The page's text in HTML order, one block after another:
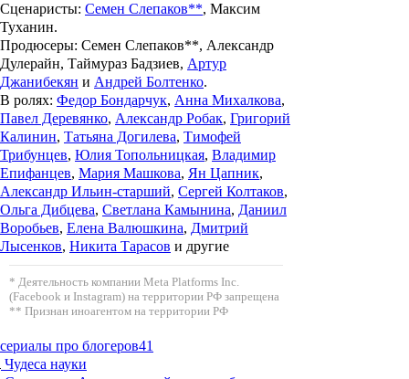
Сценаристы: Семен Слепаков**, Максим
Туханин.
Продюсеры: Семен Слепаков**, Александр
Дулерайн, Таймураз Бадзиев, Артур
Джанибекян и Андрей Болтенко.
В ролях: Федор Бондарчук, Анна Михалкова,
Павел Деревянко, Александр Робак, Григорий
Калинин, Татьяна Догилева, Тимофей
Трибунцев, Юлия Топольницкая, Владимир
Епифанцев, Мария Машкова, Ян Цапник,
Александр Ильин-старший, Сергей Колтаков,
Ольга Дибцева, Светлана Камынина, Даниил
Воробьев, Елена Валюшкина, Дмитрий
Лысенков, Никита Тарасов и другие
* Деятельность компании Meta Platforms Inc.
(Facebook и Instagram) на территории РФ запрещена
** Признан иноагентом на территории РФ
сериалы про блогеров41
Чудеса науки